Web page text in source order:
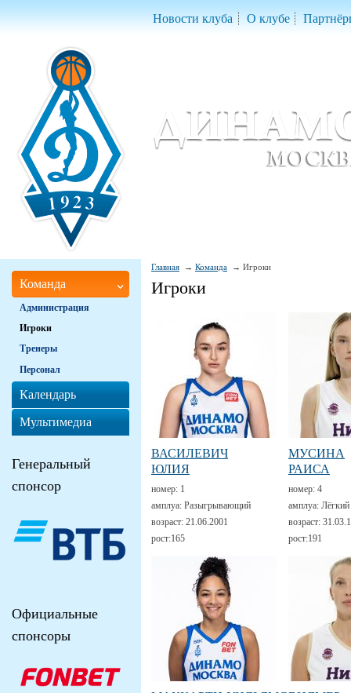
Новости клуба О клубе
Главная Команда Игроки
Игроки
ВАСИЛЕВИЧ
ЮЛИЯ
номер: 1
амплуа: Разыгрывающий
возраст: 21.06.2001
рост:165
МУСИНА
РАИСА
номер: 4
амплуа:
возраст:
рост:191
Команда
Администрация
Игроки
Тренеры
Персонал
Календарь
Мультимедиа
Генеральный
спонсор
Официальные
спонсоры